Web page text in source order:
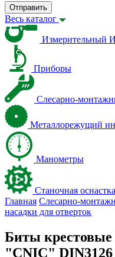
Отправить
Весь каталог
Измерительный
Приборы
Слесарно-
Металлорежущий
Манометры
Станочная оснастка
Главная Слесарно-
насадки для отверток
Биты
"CNIC"